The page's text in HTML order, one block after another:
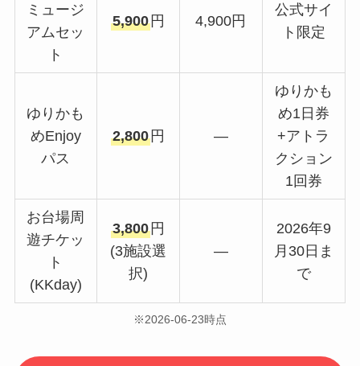
ミュージ
アムセッ
ト
5,900円 4,900円
公式サイ
ト限定
ゆりかも
めEnjoy
パス
2,800円 —
ゆりかも
め1日券
+アトラ
クション
1回券
お台場周
遊チケッ
ト
(KKday)
3,800円
(3施設選
択)
—
2026年9
月30日ま
で
※2026-06-23時点